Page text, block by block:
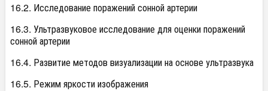
16.2. Исследование поражений сонной артерии
16.3. Ультразвуковое исследование для оценки поражений
сонной артерии
16.4. Развитие методов визуализации на основе ультразвука
16.5. Режим яркости изображения